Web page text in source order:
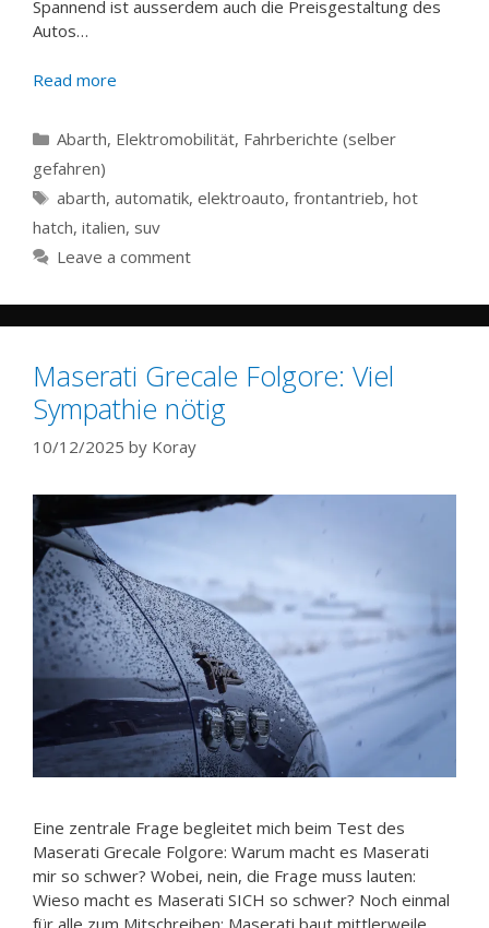
Spannend ist ausserdem auch die Preisgestaltung des
Autos…
Read more
Categories
Abarth, Elektromobilität, Fahrberichte (selber
gefahren)
Tags
abarth, automatik, elektroauto, frontantrieb, hot
hatch, italien, suv
Leave a comment
Maserati Grecale Folgore: Viel
Sympathie nötig
10/12/2025 by Koray
Eine zentrale Frage begleitet mich beim Test des
Maserati Grecale Folgore: Warum macht es Maserati
mir so schwer? Wobei, nein, die Frage muss lauten:
Wieso macht es Maserati SICH so schwer? Noch einmal
für alle zum Mitschreiben: Maserati baut mittlerweile